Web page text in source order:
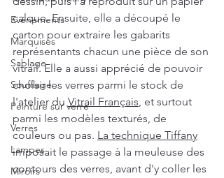
Evénements
Marquises
Sablage
Soufflage
Peinture sur verre
Verres
Lampes
Miroirs
calque. Ensuite, elle a découpé le
carton pour extraire les gabarits
représentants chacun une pièce de son
vitrail. Elle a aussi apprécié de pouvoir
choisir les verres parmi le stock de
l'atelier du Vitrail Français, et surtout
parmi les modèles texturés, de
couleurs ou pas. La technique Tiffany
imposait le passage à la meuleuse des
contours des verres, avant d'y coller les